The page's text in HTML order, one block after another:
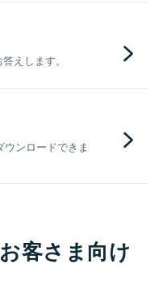
えします。
ンロードできま
客さま向け